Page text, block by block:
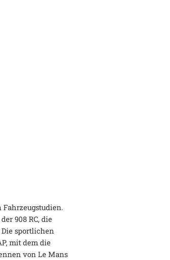
908 RC, die
sportlichen
mit dem die
von Le Mans